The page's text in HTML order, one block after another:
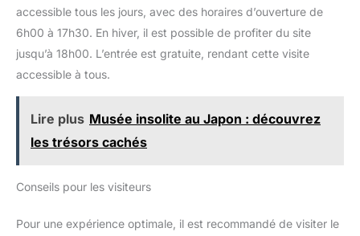
accessible tous les jours, avec des horaires d’ouverture de
6h00 à 17h30. En hiver, il est possible de profiter du site
jusqu’à 18h00. L’entrée est gratuite, rendant cette visite
accessible à tous.
Lire plus Musée insolite au Japon : découvrez
les trésors cachés
Conseils pour les visiteurs
Pour une expérience optimale, il est recommandé de visiter le